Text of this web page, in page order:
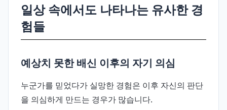
일상 속에서도 나타나는 유사한 경
험들
예상치 못한 배신 이후의 자기 의심
누군가를 믿었다가 실망한 경험은 이후 자신의 판단
을 의심하게 만드는 경우가 많습니다.